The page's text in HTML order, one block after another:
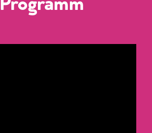
Programm